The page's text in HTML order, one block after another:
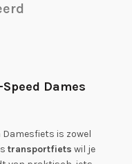
Dames
is zowel
transportfiets wil je